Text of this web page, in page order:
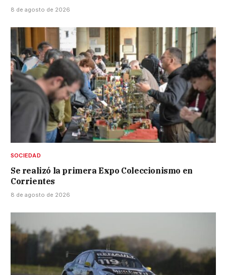
8 de agosto de 2026
SOCIEDAD
Se realizó la primera Expo Coleccionismo en
Corrientes
8 de agosto de 2026